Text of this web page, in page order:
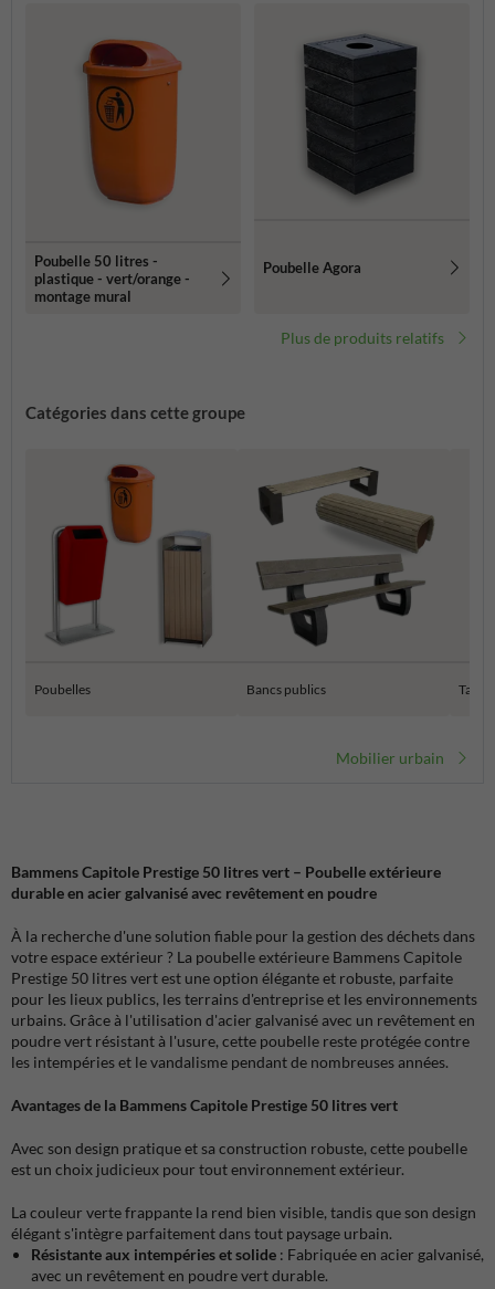
Poubelle 50 litres -
plastique - vert/orange -
montage mural
Poubelle Agora
Plus de produits relatifs
Catégories dans cette groupe
Poubelles Bancs publics
Mobilier urbain
Bammens Capitole Prestige 50 litres vert – Poubelle extérieure
durable en acier galvanisé avec revêtement en poudre
À la recherche d'une solution fiable pour la gestion des déchets dans
votre espace extérieur ? La poubelle extérieure Bammens Capitole
Prestige 50 litres vert est une option élégante et robuste, parfaite
pour les lieux publics, les terrains d'entreprise et les environnements
urbains. Grâce à l'utilisation d'acier galvanisé avec un revêtement en
poudre vert résistant à l'usure, cette poubelle reste protégée contre
les intempéries et le vandalisme pendant de nombreuses années.
Avantages de la Bammens Capitole Prestige 50 litres vert
Avec son design pratique et sa construction robuste, cette poubelle
est un choix judicieux pour tout environnement extérieur.
La couleur verte frappante la rend bien visible, tandis que son design
élégant s'intègre parfaitement dans tout paysage urbain.
Résistante aux intempéries et solide : Fabriquée en acier galvanisé,
avec un revêtement en poudre vert durable.